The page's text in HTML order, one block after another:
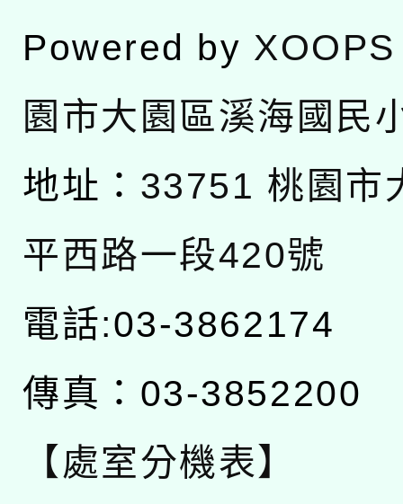
Powered by XOOPS
園市大園區溪海國民
地址： 33751 桃園市
平西路一段420號
電話:03-3862174
傳真：03-3852200
【處室分機表】